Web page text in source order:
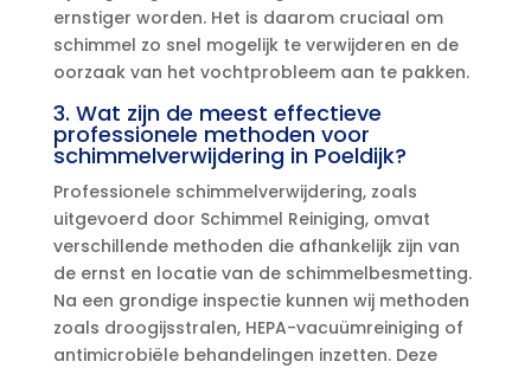
ernstiger worden.​ Het is daarom cruciaal om
schimmel zo snel mogelijk te verwijderen en de
oorzaak van het vochtprobleem aan te pakken.​
3.​ Wat zijn de meest effectieve
professionele methoden voor
schimmelverwijdering in Poeldijk?
Professionele schimmelverwijdering, zoals
uitgevoerd door Schimmel Reiniging, omvat
verschillende methoden die afhankelijk zijn van
de ernst en locatie van de schimmelbesmetting.​
Na een grondige inspectie kunnen wij methoden
zoals droogijsstralen, HEPA-vacuümreiniging of
antimicrobiële behandelingen inzetten.​ Deze